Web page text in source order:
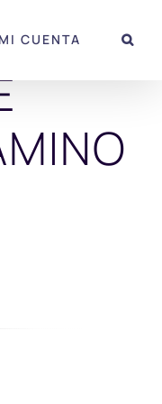
MI CUENTA